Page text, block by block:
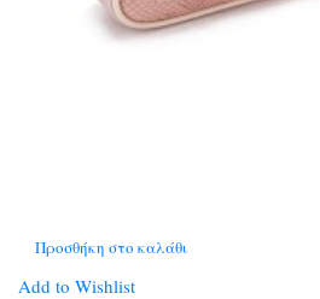
Προσθήκη στο καλάθι
Add to Wishlist